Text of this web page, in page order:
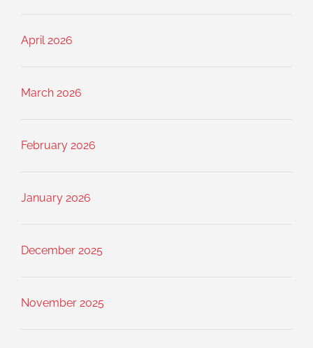
April 2026
March 2026
February 2026
January 2026
December 2025
November 2025